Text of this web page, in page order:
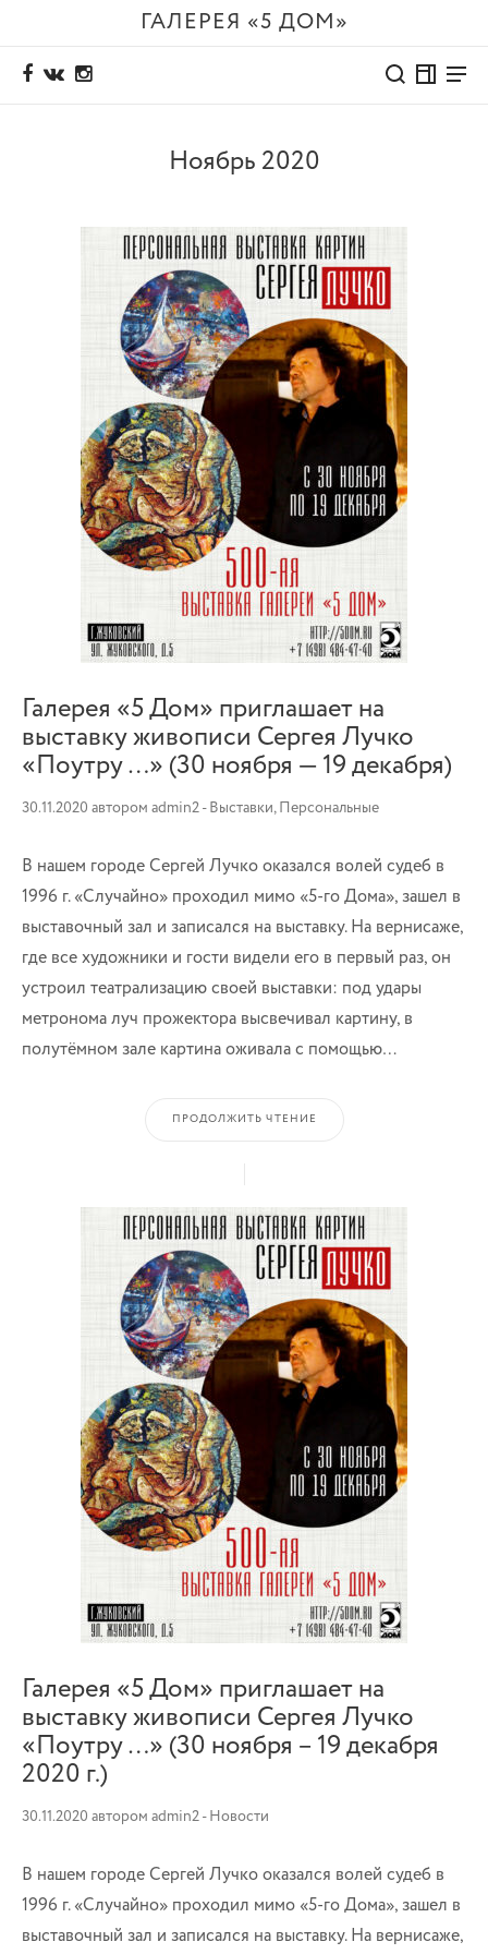
ГАЛЕРЕЯ «5 ДОМ»
Ноябрь 2020
Галерея «5 Дом» приглашает на
выставку живописи Сергея Лучко
«Поутру …» (30 ноября — 19 декабря)
30.11.2020 автором admin2-Выставки,Персональные
В нашем городе Сергей Лучко оказался волей судеб в
1996 г. «Случайно» проходил мимо «5-го Дома», зашел в
выставочный зал и записался на выставку. На вернисаже,
где все художники и гости видели его в первый раз, он
устроил театрализацию своей выставки: под удары
метронома луч прожектора высвечивал картину, в
полутёмном зале картина оживала с помощью…
ПРОДОЛЖИТЬ ЧТЕНИЕ
Галерея «5 Дом» приглашает на
выставку живописи Сергея Лучко
«Поутру …» (30 ноября – 19 декабря
2020 г.)
30.11.2020 автором admin2-Новости
В нашем городе Сергей Лучко оказался волей судеб в
1996 г. «Случайно» проходил мимо «5-го Дома», зашел в
выставочный зал и записался на выставку. На вернисаже,